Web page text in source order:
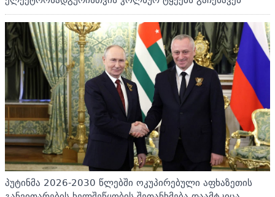
პუტინმა 2026-2030 წლებში ოკუპირებული აფხაზეთის